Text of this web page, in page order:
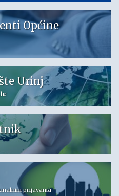
Općine
Urinj
prijavama